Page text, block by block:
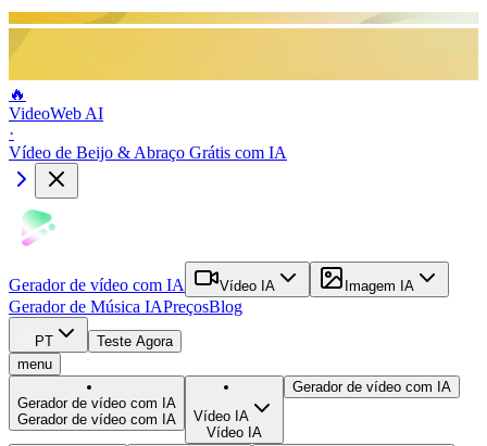
🔥
VideoWeb AI
·
Vídeo de Beijo & Abraço Grátis com IA
Gerador de vídeo com IA Vídeo IA Imagem IA
Gerador de Música IAPreçosBlog
PT
Teste Agora
menu
Gerador de vídeo com IA
Gerador de vídeo com IA
Vídeo IA
Vídeo IA
Gerador de vídeo com IA